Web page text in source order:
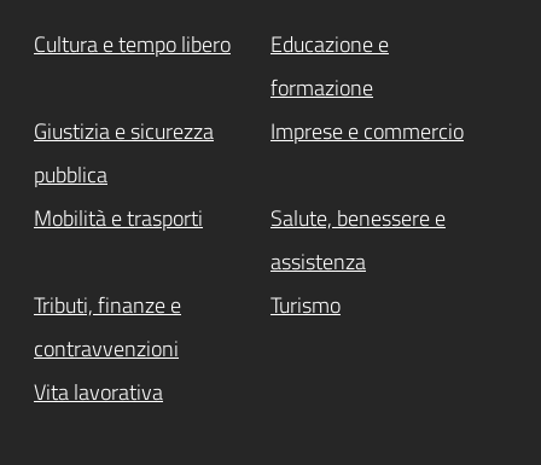
Cultura e tempo libero
Educazione e
formazione
Giustizia e sicurezza
pubblica
Imprese e commercio
Mobilità e trasporti
Salute, benessere e
assistenza
Tributi, finanze e
contravvenzioni
Turismo
Vita lavorativa